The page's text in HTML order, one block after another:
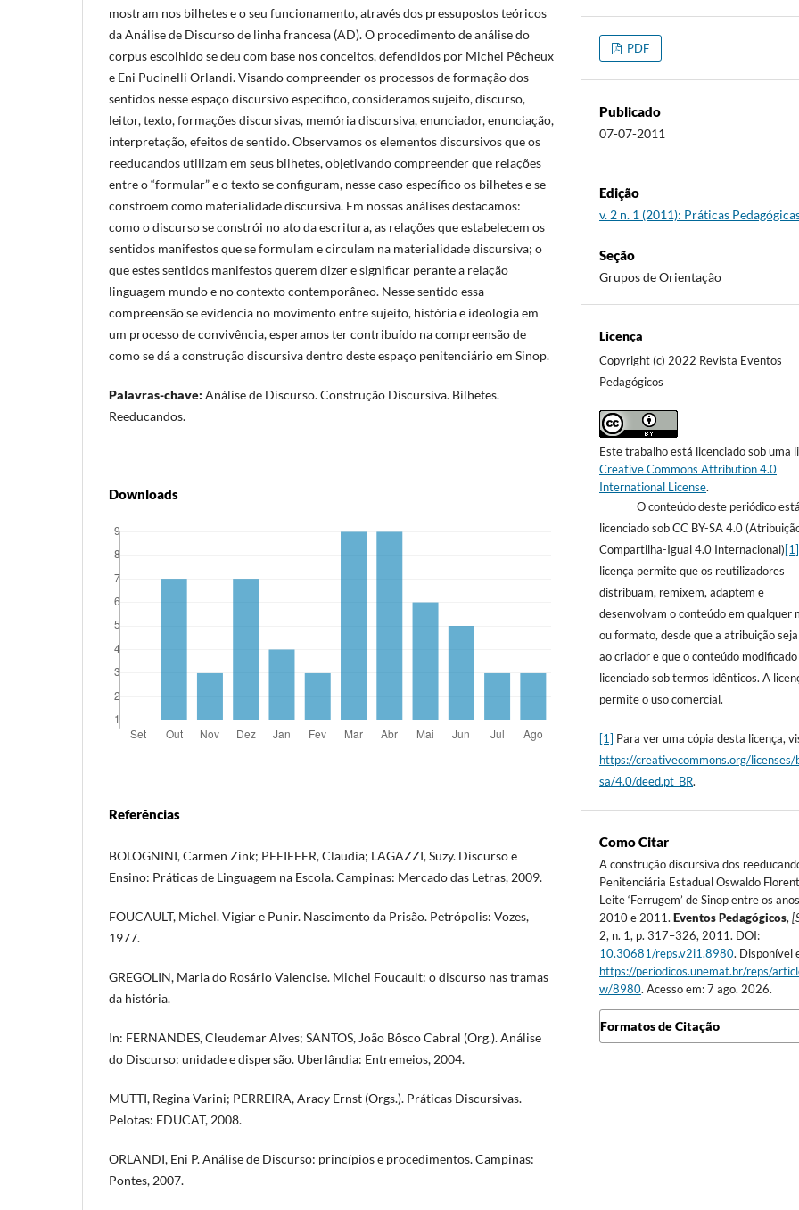
mostram nos bilhetes e o seu funcionamento, através dos pressupostos teóricos
da Análise de Discurso de linha francesa (AD). O procedimento de análise do
corpus escolhido se deu com base nos conceitos, defendidos por Michel Pêcheux
e Eni Pucinelli Orlandi. Visando compreender os processos de formação dos
sentidos nesse espaço discursivo específico, consideramos sujeito, discurso,
leitor, texto, formações discursivas, memória discursiva, enunciador, enunciação,
interpretação, efeitos de sentido. Observamos os elementos discursivos que os
reeducandos utilizam em seus bilhetes, objetivando compreender que relações
entre o “formular” e o texto se configuram, nesse caso específico os bilhetes e se
constroem como materialidade discursiva. Em nossas análises destacamos:
como o discurso se constrói no ato da escritura, as relações que estabelecem os
sentidos manifestos que se formulam e circulam na materialidade discursiva; o
que estes sentidos manifestos querem dizer e significar perante a relação
linguagem mundo e no contexto contemporâneo. Nesse sentido essa
compreensão se evidencia no movimento entre sujeito, história e ideologia em
um processo de convivência, esperamos ter contribuído na compreensão de
como se dá a construção discursiva dentro deste espaço penitenciário em Sinop.
Palavras-chave: Análise de Discurso. Construção Discursiva. Bilhetes.
Reeducandos.
Downloads
Referências
BOLOGNINI, Carmen Zink; PFEIFFER, Claudia; LAGAZZI, Suzy. Discurso e
Ensino: Práticas de Linguagem na Escola. Campinas: Mercado das Letras, 2009.
FOUCAULT, Michel. Vigiar e Punir. Nascimento da Prisão. Petrópolis: Vozes,
1977.
GREGOLIN, Maria do Rosário Valencise. Michel Foucault: o discurso nas tramas
da história.
In: FERNANDES, Cleudemar Alves; SANTOS, João Bôsco Cabral (Org.). Análise
do Discurso: unidade e dispersão. Uberlândia: Entremeios, 2004.
MUTTI, Regina Varini; PERREIRA, Aracy Ernst (Orgs.). Práticas Discursivas.
Pelotas: EDUCAT, 2008.
ORLANDI, Eni P. Análise de Discurso: princípios e procedimentos. Campinas:
Pontes, 2007.
PDF
Publicado
07-07-2011
Edição
v. 2 n. 1 (2011): Práticas
Seção
Grupos de Orientação
Licença
Copyright (c) 2022 Revista Eventos
Pedagógicos
Este trabalho está licenciado sob uma
Creative Commons Attribution 4.0
International License.
O conteúdo deste periódico está
licenciado sob CC BY-SA 4.0
Compartilha-Igual 4.0 Internacional)[1]
licença permite que os reutilizadores
distribuam, remixem, adaptem e
desenvolvam o conteúdo em qualquer
ou formato, desde que a atribuição
ao criador e que o conteúdo modificado
licenciado sob termos idênticos. A
permite o uso comercial.
[1] Para ver uma cópia desta licença,
https://creativecommons.org/licenses/
sa/4.0/deed.pt_BR.
Como Citar
A construção discursiva dos
Penitenciária Estadual Oswaldo
Leite ‘Ferrugem’ de Sinop entre os anos
2010 e 2011.Eventos Pedagógicos,
2, n. 1, p. 317–326, 2011. DOI:
10.30681/reps.v2i1.8980. Disponível
https://periodicos.unemat.br/reps/
w/8980. Acesso em: 7 ago. 2026.
Formatos de Citação